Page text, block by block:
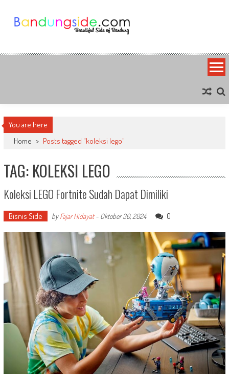
content
Bandung Side
You are here
Home > Posts tagged "koleksi lego"
TAG: KOLEKSI LEGO
Koleksi LEGO Fortnite Sudah Dapat Dimiliki
Bisnis Side byFajar Hidayat- Oktober 30, 2024 0